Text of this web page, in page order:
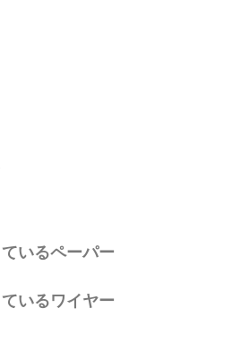
いるペーパー
いるワイヤー